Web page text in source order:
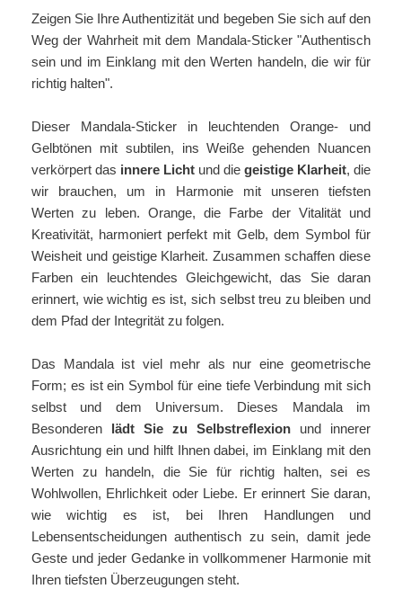
Zeigen Sie Ihre Authentizität und begeben Sie sich auf den
Weg der Wahrheit mit dem Mandala-Sticker "Authentisch
sein und im Einklang mit den Werten handeln, die wir für
richtig halten".
Dieser Mandala-Sticker in leuchtenden Orange- und
Gelbtönen mit subtilen, ins Weiße gehenden Nuancen
verkörpert das innere Licht und die geistige Klarheit, die
wir brauchen, um in Harmonie mit unseren tiefsten
Werten zu leben. Orange, die Farbe der Vitalität und
Kreativität, harmoniert perfekt mit Gelb, dem Symbol für
Weisheit und geistige Klarheit. Zusammen schaffen diese
Farben ein leuchtendes Gleichgewicht, das Sie daran
erinnert, wie wichtig es ist, sich selbst treu zu bleiben und
dem Pfad der Integrität zu folgen.
Das Mandala ist viel mehr als nur eine geometrische
Form; es ist ein Symbol für eine tiefe Verbindung mit sich
selbst und dem Universum. Dieses Mandala im
Besonderen lädt Sie zu Selbstreflexion und innerer
Ausrichtung ein und hilft Ihnen dabei, im Einklang mit den
Werten zu handeln, die Sie für richtig halten, sei es
Wohlwollen, Ehrlichkeit oder Liebe. Er erinnert Sie daran,
wie wichtig es ist, bei Ihren Handlungen und
Lebensentscheidungen authentisch zu sein, damit jede
Geste und jeder Gedanke in vollkommener Harmonie mit
Ihren tiefsten Überzeugungen steht.